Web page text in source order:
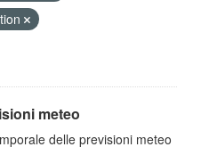
meteo
delle previsioni meteo